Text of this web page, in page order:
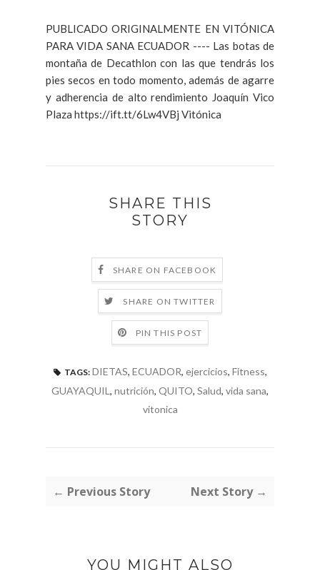
PUBLICADO ORIGINALMENTE EN VITÓNICA
PARA VIDA SANA ECUADOR ---- Las botas de
montaña de Decathlon con las que tendrás los
pies secos en todo momento, además de agarre
y adherencia de alto rendimiento Joaquín Vico
Plaza https://ift.tt/6Lw4VBj Vitónica
SHARE THIS
STORY
SHARE ON FACEBOOK
SHARE ON TWITTER
PIN THIS POST
TAGS: DIETAS, ECUADOR, ejercicios, Fitness,
GUAYAQUIL , nutrición, QUITO, Salud, vida sana,
vitonica
← Previous Story Next Story →
YOU MIGHT ALSO